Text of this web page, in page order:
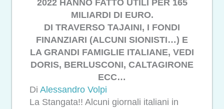
2022 HANNO FATTO UTILI PER 165
MILIARDI DI EURO.
DI TRAVERSO TAJAINI, I FONDI
FINANZIARI (ALCUNI SIONISTI…) E
LA GRANDI FAMIGLIE ITALIANE, VEDI
DORIS, BERLUSCONI, CALTAGIRONE
ECC…
Di Alessandro Volpi
La Stangata!! Alcuni giornali italiani in